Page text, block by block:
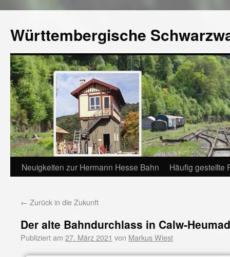
Württembergische
Neuigkeiten zur Hermann Hesse Bahn Häufig gestellte
← Zurück in die Zukunft
Der alte Bahndurchlass in Calw-
Publiziert am 27. März 2021 von Markus Wiest